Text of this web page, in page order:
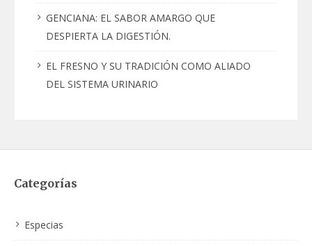
GENCIANA: EL SABOR AMARGO QUE
DESPIERTA LA DIGESTIÓN.
EL FRESNO Y SU TRADICIÓN COMO ALIADO
DEL SISTEMA URINARIO
Categorías
Especias